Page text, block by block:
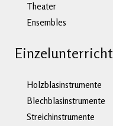
Theater
Ensembles
Einzelunterricht
Holzblasinstrumente
Blechblasinstrumente
Streichinstrumente